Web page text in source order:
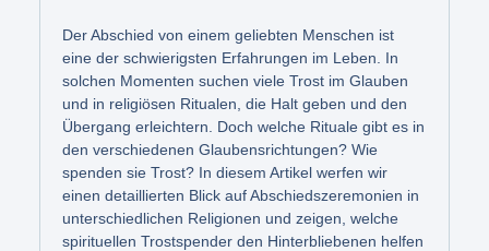
Der Abschied von einem geliebten Menschen ist
eine der schwierigsten Erfahrungen im Leben. In
solchen Momenten suchen viele Trost im Glauben
und in religiösen Ritualen, die Halt geben und den
Übergang erleichtern. Doch welche Rituale gibt es in
den verschiedenen Glaubensrichtungen? Wie
spenden sie Trost? In diesem Artikel werfen wir
einen detaillierten Blick auf Abschiedszeremonien in
unterschiedlichen Religionen und zeigen, welche
spirituellen Trostspender den Hinterbliebenen helfen